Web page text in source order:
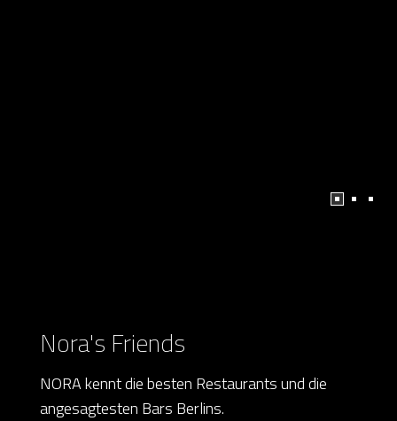
Nora's Friends
NORA kennt die besten Restaurants und die
angesagtesten Bars Berlins.